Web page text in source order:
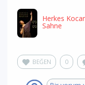
Herkes
Sahne
BEĞEN 0